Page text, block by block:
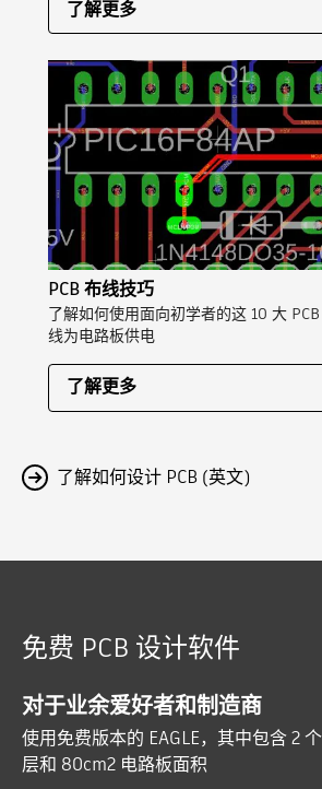
了解更多
PCB 布线技巧
了解如何使用面向初学者的这 10 大
线为电路板供电
了解更多
了解如何设计 PCB (英文)
免费 PCB 设计软件
对于业余爱好者和制造商
使用免费版本的 EAGLE，其中包含 2
层和 80cm2 电路板面积